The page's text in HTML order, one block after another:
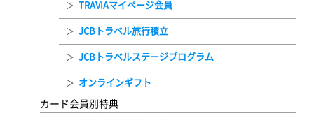
TRAVIAマイページ会員
JCBトラベル旅行積立
JCBトラベルステージプログラム
オンラインギフト
カード会員別特典